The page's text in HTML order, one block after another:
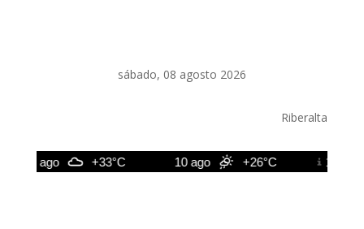
sábado, 08 agosto 2026
Riberalta
9 ago +33°C 10 ago +26°C 11 ago